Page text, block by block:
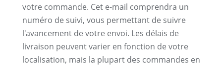
votre commande. Cet e-mail comprendra un
numéro de suivi, vous permettant de suivre
l'avancement de votre envoi. Les délais de
livraison peuvent varier en fonction de votre
localisation, mais la plupart des commandes en